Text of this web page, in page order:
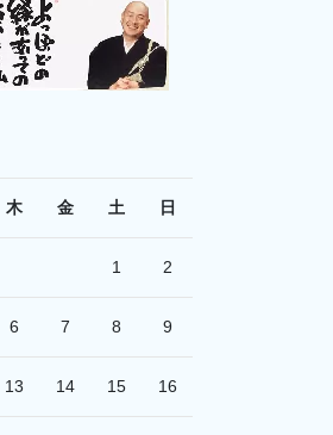
木 金 土 日
1 2
6 7 8 9
13 14 15 16